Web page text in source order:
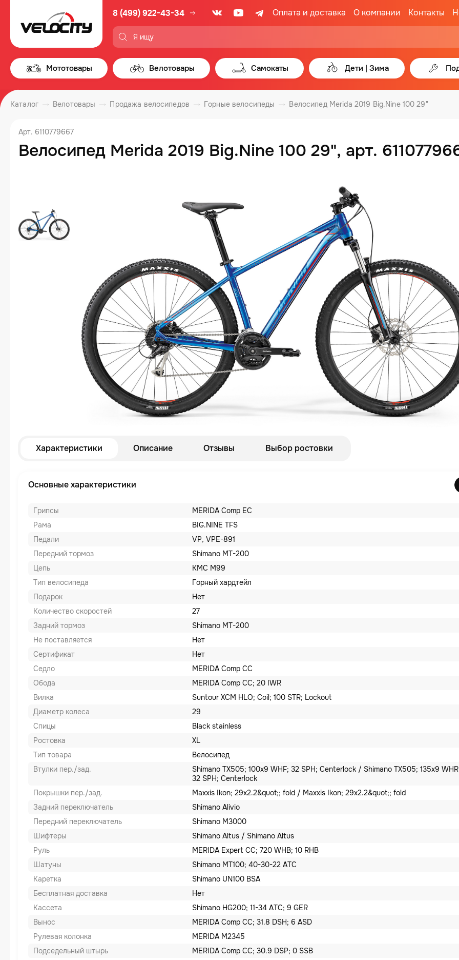
8 (499) 922-43-34 Оплата и доставка О компании Контакты
Мототовары Велотовары Самокаты Дети | Зима
Каталог Велотовары Продажа велосипедов Горные велосипеды Велосипед Merida 2019 Big.Nine 100 29"
Арт. 6110779667
Велосипед Merida 2019 Big.Nine 100 29", арт.
Характеристики Описание Отзывы Выбор ростовки
Основные характеристики
Грипсы
MERIDA Comp EC
Рама
BIG.NINE TFS
Педали
VP, VPE-891
Передний тормоз
Shimano MT-200
Цепь
KMC M99
Тип велосипеда
Горный хардтейл
Подарок
Нет
Количество скоростей
27
Задний тормоз
Shimano MT-200
Не поставляется
Нет
Сертификат
Нет
Седло
MERIDA Comp CC
Обода
MERIDA Comp CC; 20 IWR
Вилка
Suntour XCM HLO; Coil; 100 STR; Lockout
Диаметр колеса
29
Спицы
Black stainless
Ростовка
XL
Тип товара
Велосипед
Втулки пер./зад.
Shimano TX505; 100x9 WHF; 32 SPH; Centerlock / Shimano TX505; 135x9
32 SPH; Centerlock
Покрышки пер./зад.
Maxxis Ikon; 29x2.2&quot;; fold / Maxxis Ikon; 29x2.2&quot;; fold
Задний переключатель
Shimano Alivio
Передний переключатель
Shimano M3000
Шифтеры
Shimano Altus / Shimano Altus
Руль
MERIDA Expert CC; 720 WHB; 10 RHB
Шатуны
Shimano MT100; 40-30-22 ATC
Каретка
Shimano UN100 BSA
Бесплатная доставка
Нет
Кассета
Shimano HG200; 11-34 ATC; 9 GER
Вынос
MERIDA Comp CC; 31.8 DSH; 6 ASD
Рулевая колонка
MERIDA M2345
Подседельный штырь
MERIDA Comp CC; 30.9 DSP; 0 SSB